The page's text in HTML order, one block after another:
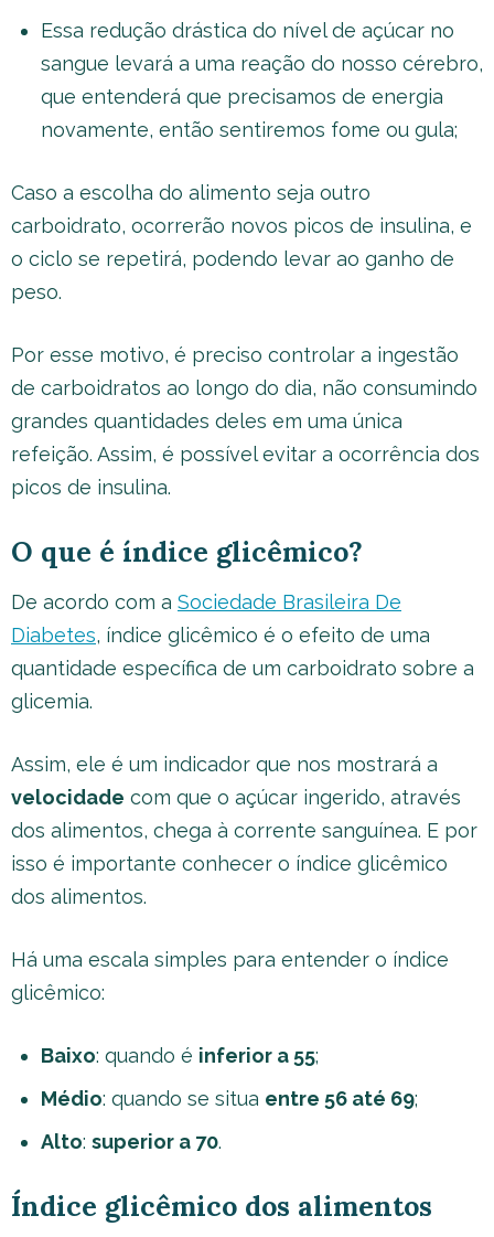
Essa redução drástica do nível de açúcar no
sangue levará a uma reação do nosso cérebro,
que entenderá que precisamos de energia
novamente, então sentiremos fome ou gula;
Caso a escolha do alimento seja outro
carboidrato, ocorrerão novos picos de insulina, e
o ciclo se repetirá, podendo levar ao ganho de
peso.
Por esse motivo, é preciso controlar a ingestão
de carboidratos ao longo do dia, não consumindo
grandes quantidades deles em uma única
refeição. Assim, é possível evitar a ocorrência dos
picos de insulina.
O que é índice glicêmico?
De acordo com a Sociedade Brasileira De
Diabetes, índice glicêmico é o efeito de uma
quantidade específica de um carboidrato sobre a
glicemia.
Assim, ele é um indicador que nos mostrará a
velocidade com que o açúcar ingerido, através
dos alimentos, chega à corrente sanguínea. E por
isso é importante conhecer o índice glicêmico
dos alimentos.
Há uma escala simples para entender o índice
glicêmico:
Baixo: quando é inferior a 55;
Médio: quando se situa entre 56 até 69;
Alto: superior a 70.
Índice glicêmico dos alimentos